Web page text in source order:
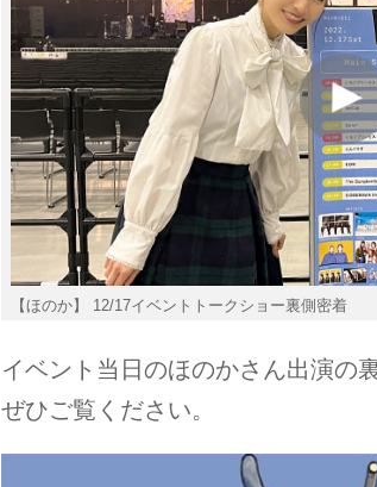
【ほのか】 12/17イベントトークショー裏側密着
イベント当日のほのかさん出演の
ぜひご覧ください。